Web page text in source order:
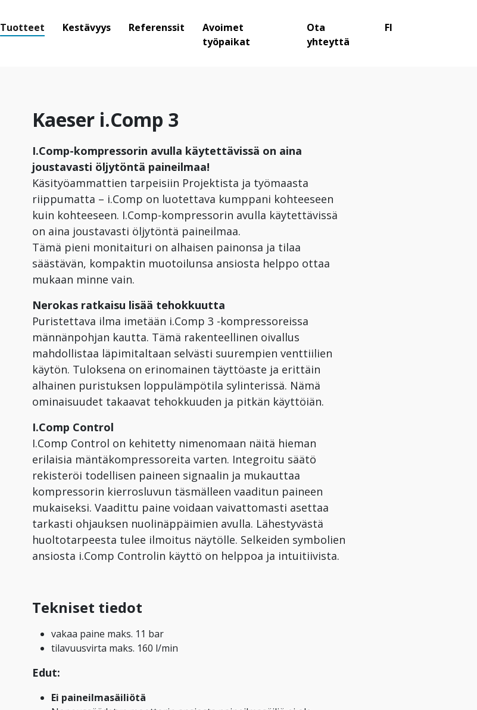
Tuotteet Kestävyys Referenssit
Avoimet
työpaikat
Ota
yhteyttä
FI
Kaeser i.Comp 3
I.Comp-kompressorin avulla käytettävissä on aina
joustavasti öljytöntä paineilmaa!
Käsityöammattien tarpeisiin Projektista ja työmaasta
riippumatta – i.Comp on luotettava kumppani kohteeseen
kuin kohteeseen. I.Comp-kompressorin avulla käytettävissä
on aina joustavasti öljytöntä paineilmaa.
Tämä pieni monitaituri on alhaisen painonsa ja tilaa
säästävän, kompaktin muotoilunsa ansiosta helppo ottaa
mukaan minne vain.
Nerokas ratkaisu lisää tehokkuutta
Puristettava ilma imetään i.Comp 3 -kompressoreissa
männänpohjan kautta. Tämä rakenteellinen oivallus
mahdollistaa läpimitaltaan selvästi suurempien venttiilien
käytön. Tuloksena on erinomainen täyttöaste ja erittäin
alhainen puristuksen loppulämpötila sylinterissä. Nämä
ominaisuudet takaavat tehokkuuden ja pitkän käyttöiän.
I.Comp Control
I.Comp Control on kehitetty nimenomaan näitä hieman
erilaisia mäntäkompressoreita varten. Integroitu säätö
rekisteröi todellisen paineen signaalin ja mukauttaa
kompressorin kierrosluvun täsmälleen vaaditun paineen
mukaiseksi. Vaadittu paine voidaan vaivattomasti asettaa
tarkasti ohjauksen nuolinäppäimien avulla. Lähestyvästä
huoltotarpeesta tulee ilmoitus näytölle. Selkeiden symbolien
ansiosta i.Comp Controlin käyttö on helppoa ja intuitiivista.
Tekniset tiedot
vakaa paine maks. 11 bar
tilavuusvirta maks. 160 l/min
Edut:
Ei paineilmasäiliötä